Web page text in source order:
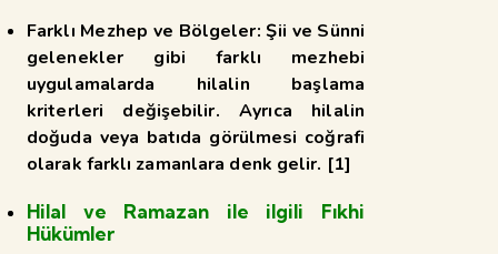
Farklı Mezhep ve Bölgeler: Şii ve Sünni
gelenekler gibi farklı mezhebi
uygulamalarda hilalin başlama
kriterleri değişebilir. Ayrıca hilalin
doğuda veya batıda görülmesi coğrafi
olarak farklı zamanlara denk gelir. [1]
Hilal ve Ramazan ile ilgili Fıkhi
Hükümler